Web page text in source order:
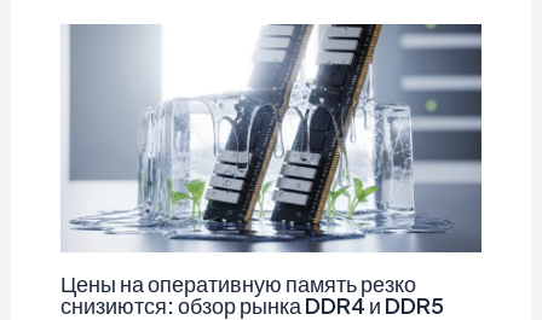
Цены на оперативную память резко
снизиются: обзор рынка DDR4 и DDR5